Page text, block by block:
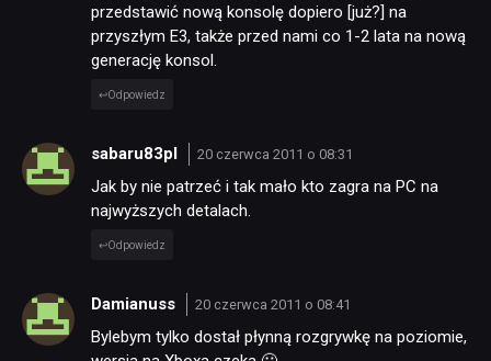
NEWSY
RECENZJE
PUBLICYSTYKA
KULTURA
przedstawić nową konsolę dopiero [już?] na
przyszłym E3, także przed nami co 1-2 lata na nową
generację konsol.
Odpowiedz
sabaru83pl 20 czerwca 2011 o 08:31
Jak by nie patrzeć i tak mało kto zagra na PC na
najwyższych detalach.
Odpowiedz
Damianuss 20 czerwca 2011 o 08:41
Bylebym tylko dostał płynną rozgrywkę na poziomie,